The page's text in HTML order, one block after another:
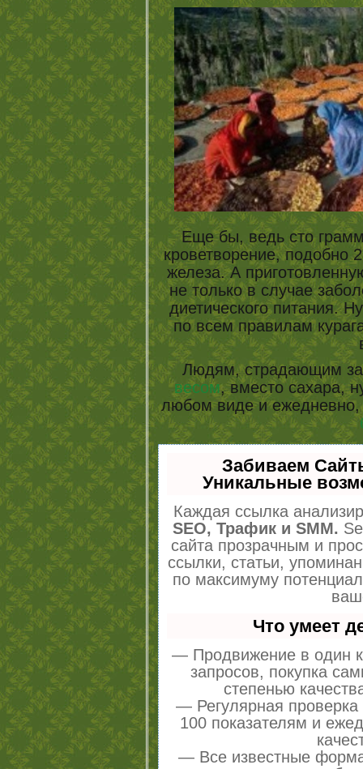
Еще бы, ведь сто
кроветворение, подобно
железа. А
не только в случае
диетического питания.
по всем правилам
Людям, страдающим
весом, вместо сахара,
любом виде и
Забиваем
Уникальные
Каждая ссылка
SEO, Трафик и SMM.
сайта прозрачным и
ссылки, статьи,
по максимуму
Что умеет
— Продвижение в один
запросов, покупка
степенью
— Регулярная проверка
100 показателям и
— Все известные